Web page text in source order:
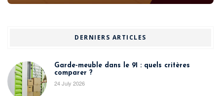
DERNIERS ARTICLES
Garde-meuble dans le 91 : quels critères
comparer ?
24 July 2026